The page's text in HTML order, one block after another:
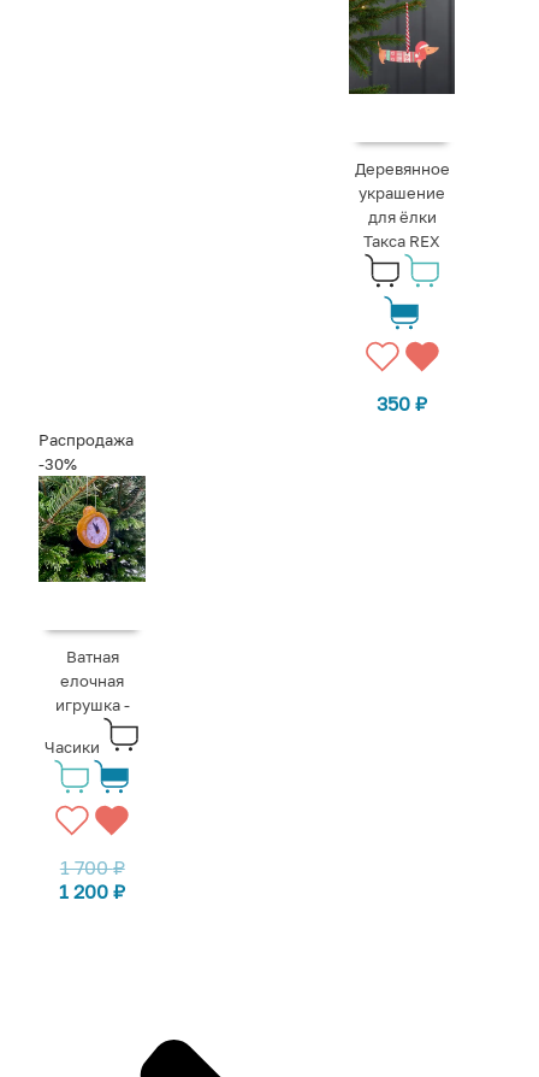
Деревянное
украшение
для ёлки
Такса REX
350₽
Распродажа
-30%
Ватная
елочная
игрушка -
Часики
1 700₽
1 200₽